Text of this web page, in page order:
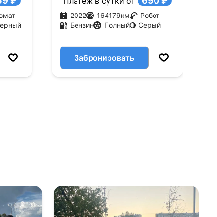
2022 164179км
Робот
Бензин
Полный Серый
Забронировать